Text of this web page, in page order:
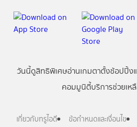
วันนี้ดูสิทธิพิเศษอ่านเกมตาตั้งช้อปปิ้ง
คอมมูนิตี้บริการช่วยเห
เกี่ยวกับทรูไอดี ข้อกำหนดและเงื่อนไข